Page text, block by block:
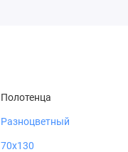
Полотенца
Разноцветный
70х130